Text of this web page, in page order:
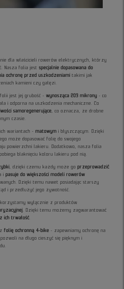
dla właścicieli rowerów elektrycznych, którzy
Nasza folia jestspecjalnie dopasowana do
ochronę przed uszkodzeniami takimi jak
kamieni czy gałęzi.
folii jest jej grubość -wynosząca 203 mikrony - co
i odporna na uszkodzenia mechaniczne. Co
samoregenerujące
, co oznacza, że drobne
czasie.
wariantach -matowym i błyszczącym. Dzięki
może dopasować folię do swojego
powierzchni lakieru. Dodatkowo, nasza folia
blaknięciu koloru lakieru pod nią.
, dzięki czemu każdy może goprzeprowadzić
ipasuje do większości modeli rowerów
Dzięki temu nawet posiadając starszy
i przedłużyć jego żywotność.
wyłącznie z produktów
. Dzięki temu możemy zagwarantować
ich trwałość
folię ochronną 4-bike - zapewniamy ochronę na
pozwoli na długo cieszyć się pięknym i